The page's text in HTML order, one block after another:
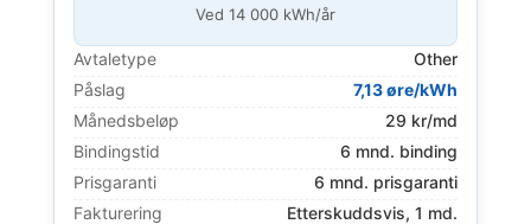
Ved 14 000 kWh/år
Avtaletype
Other
Påslag
7,13 øre/kWh
Månedsbeløp
29 kr/md
Bindingstid
6 mnd. binding
Prisgaranti
6 mnd. prisgaranti
Fakturering
Etterskuddsvis, 1 md.